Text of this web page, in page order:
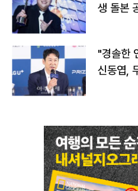
생 돌본
"경솔한
신동엽,